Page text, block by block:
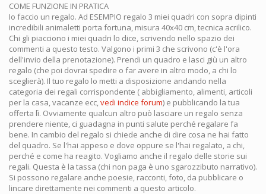
COME FUNZIONE IN PRATICA
Io faccio un regalo. Ad ESEMPIO regalo 3 miei quadri con sopra dipinti
incredibili animaletti porta fortuna, misura 40x40 cm, tecnica acrilico.
Chi gli piacciono i miei quadri lo dice, scrivendo nello spazio dei
commenti a questo testo. Valgono i primi 3 che scrivono (c'è l'ora
dell'invio della prenotazione). Prendi un quadro e lasci giù un altro
regalo (che poi dovrai spedire o far avere in altro modo, a chi lo
sceglierà). Il tuo regalo lo metti a disposizione andando nella
categoria dei regali corrispondente ( abbigliamento, alimenti, articoli
per la casa, vacanze ecc,vedi indice forum) e pubblicando la tua
offerta lì. Ovviamente qualcun altro può lasciare un regalo senza
prendere niente, ci guadagna in punti salute perché regalare fa
bene. In cambio del regalo si chiede anche di dire cosa ne hai fatto
del quadro. Se l'hai appeso e dove oppure se l'hai regalato, a chi,
perché e come ha reagito. Vogliamo anche il regalo delle storie sui
regali. Questa è la tassa (chi non paga è uno sgarozzibuto narrativo).
Si possono regalare anche poesie, racconti, foto, da pubblicare o
lincare direttamente nei commenti a questo articolo.